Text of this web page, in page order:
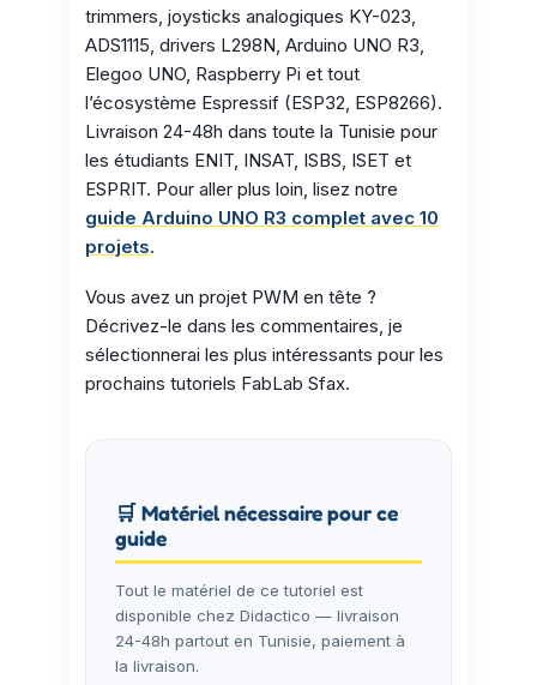
trimmers, joysticks analogiques KY-023,
ADS1115, drivers L298N, Arduino UNO R3,
Elegoo UNO, Raspberry Pi et tout
l’écosystème Espressif (ESP32, ESP8266).
Livraison 24-48h dans toute la Tunisie pour
les étudiants ENIT, INSAT, ISBS, ISET et
ESPRIT. Pour aller plus loin, lisez notre
guide Arduino UNO R3 complet avec 10
projets.
Vous avez un projet PWM en tête ?
Décrivez-le dans les commentaires, je
sélectionnerai les plus intéressants pour les
prochains tutoriels FabLab Sfax.
🛒 Matériel nécessaire pour ce
guide
Tout le matériel de ce tutoriel est
disponible chez Didactico — livraison
24-48h partout en Tunisie, paiement à
la livraison.